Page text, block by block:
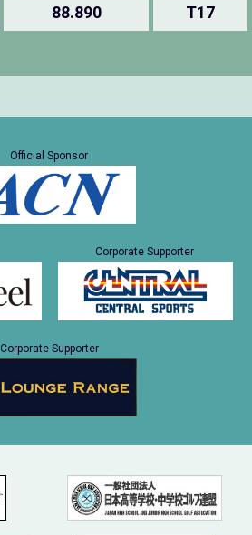
88.890 T17
Official Sponsor
Corporate Supporter
Corporate Supporter